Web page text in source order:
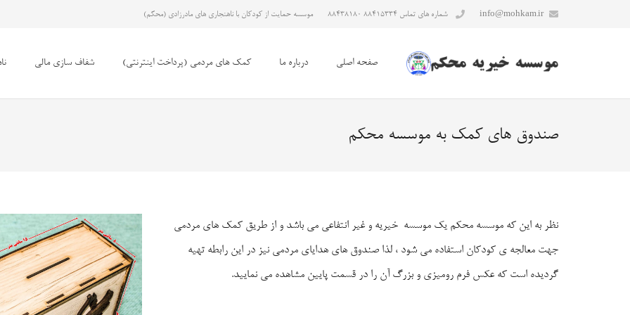
info@mohkam.ir شماره های تماس ۸۸۴۱۵۳۳۴ ۸۸۴۳۸۱۸۰ موسسه حمایت از کودکان با ناهنجاری های مادرزادی (محکم)
صفحه اصلی درباره ما کمک های مردمی (پرداخت اینترنتی) شفاف سازی مالی
صندوق های کمک به موسسه محکم
نظر به این که موسسه محکم یک موسسه خیریه و غیر انتفاعی می باشد و از طریق کمک های مردمی
جهت معالجه ی کودکان استفاده می شود ، لذا صندوق های هدایای مردمی نیز در این رابطه تهیه
گردیده است که عکس فرم رومیزی و بزرگ آن را در قسمت پایین مشاهده می نمایید.